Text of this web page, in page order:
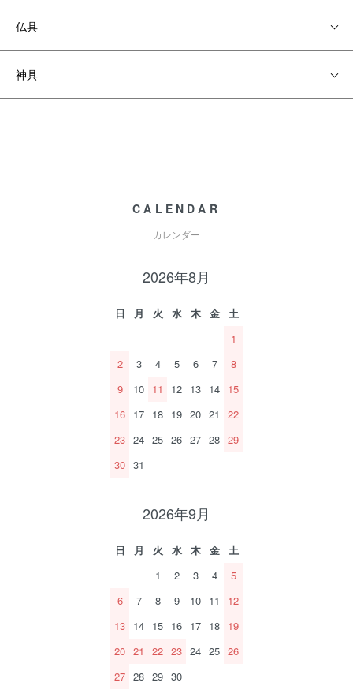
仏具
神具
CALENDAR
カレンダー
2026年8月
日 月 火 水 木 金
土
1
2
3 4 5 6 7
8
9
10 11 12 13 14 15
16 17 18 19 20 21
22
23 24 25 26 27 28 29
30 31
2026年9月
日 月 火 水 木 金
土
1
2 3 4
5
6
7 8 9 10 11
12
13 14 15 16 17 18 19
20 21 22 23 24 25 26
27 28 29 30